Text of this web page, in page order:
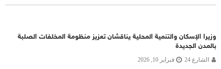
وزيرا الإسكان والتنمية المحلية يناقشان تعزيز منظومة المخلفات الصلبة
بالمدن الجديدة
الشارع 24 فبراير 10, 2026